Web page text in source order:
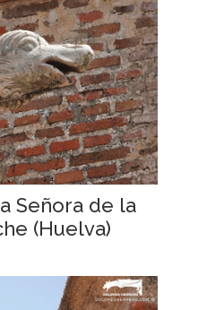
Señora de la
(Huelva)